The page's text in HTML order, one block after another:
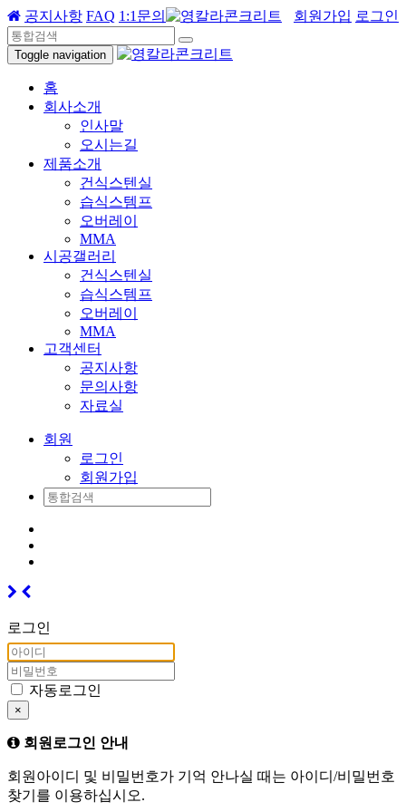
공지사항 FAQ 1:1문의 회원가입 로그인
Toggle navigation
홈
회사소개
인사말
오시는길
제품소개
건식스텐실
습식스템프
오버레이
MMA
시공갤러리
건식스텐실
습식스템프
오버레이
MMA
고객센터
공지사항
문의사항
자료실
회원
로그인
회원가입
로그인
자동로그인
×
회원로그인 안내
회원아이디 및 비밀번호가 기억 안나실 때는 아이디/비밀번호
찾기를 이용하십시오.